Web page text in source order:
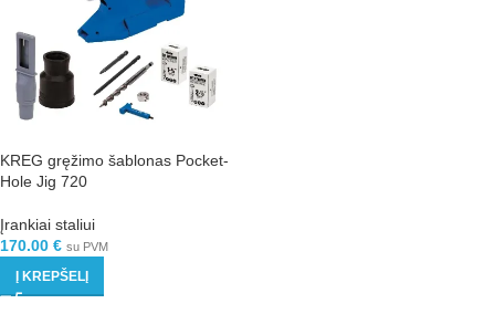
KREG gręžimo šablonas Pocket-
Hole Jig 720
Įrankiai staliui
170.00 € su PVM
Į KREPŠELĮ